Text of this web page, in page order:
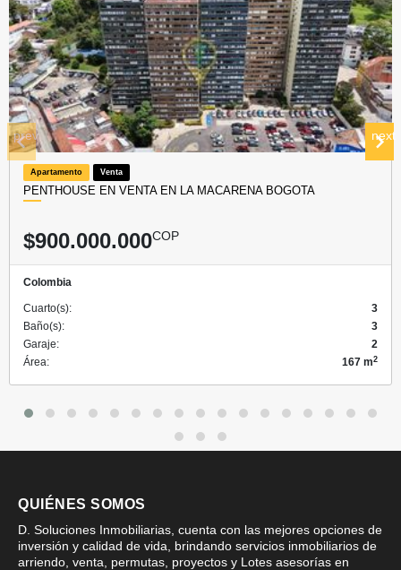
Apartamento Venta
PENTHOUSE EN VENTA EN LA MACARENA BOGOTA
$900.000.000COP
Colombia
Cuarto(s):
3
Baño(s):
3
Garaje:
2
Área:
167 m2
prev next
QUIÉNES SOMOS
D. Soluciones Inmobiliarias, cuenta con las mejores opciones de
inversión y calidad de vida, brindando servicios inmobiliarios de
arriendo, venta, permutas, proyectos y Lotes asesorías en